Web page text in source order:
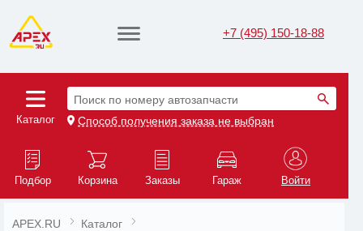
+7 (495) 150-18-88
Каталог
Поиск по номеру автозапчасти
Способ получения заказа не выбран
Подбор Корзина Заказы Гараж Войти
APEX.RU
Каталог